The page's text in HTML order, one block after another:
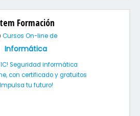
Formación
Cursos On-line de
Informática
Seguridad informática
con certificado y gratuitos
tu futuro!